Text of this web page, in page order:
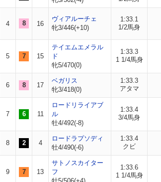
4 8 16
ヴィアルーチェ
牝3/446(+10)
1:33.1
1/2馬身
5 7 15
テイエムエメラル
ド
牝5/470(0)
1:33.3
1 1/4馬身
6 8 17
ベガリス
牝3/418(0)
1:33.3
アタマ
7 6 11
ロードリライアブ
ル
牡4/492(-8)
1:33.4
3/4馬身
8 2 4
ロードラプソディ
牡4/490(-6)
1:33.4
クビ
9 7 13
サトノスカイター
フ
1:33.6
1 1/4馬身